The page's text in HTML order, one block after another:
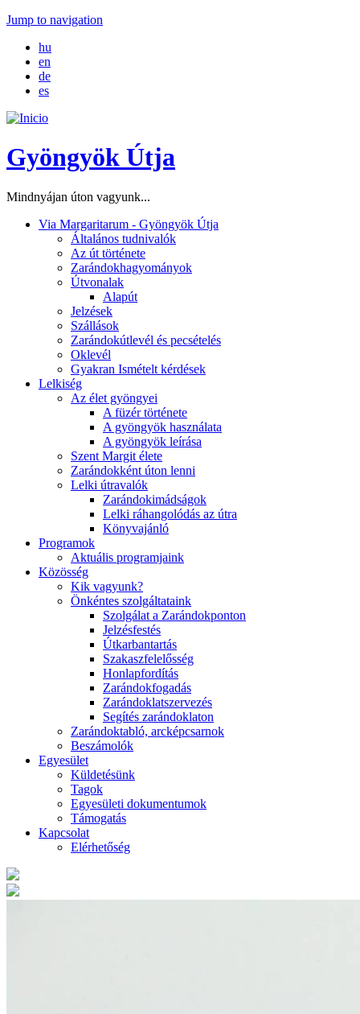
Jump to navigation
hu
en
de
es
Gyöngyök Útja
Mindnyájan úton vagyunk...
Via Margaritarum - Gyöngyök Útja
Általános tudnivalók
Az út története
Zarándokhagyományok
Útvonalak
Alapút
Jelzések
Szállások
Zarándokútlevél és pecsételés
Oklevél
Gyakran Ismételt kérdések
Lelkiség
Az élet gyöngyei
A füzér története
A gyöngyök használata
A gyöngyök leírása
Szent Margit élete
Zarándokként úton lenni
Lelki útravalók
Zarándokimádságok
Lelki ráhangolódás az útra
Könyvajánló
Programok
Aktuális programjaink
Közösség
Kik vagyunk?
Önkéntes szolgáltataink
Szolgálat a Zarándokponton
Jelzésfestés
Útkarbantartás
Szakaszfelelősség
Honlapfordítás
Zarándokfogadás
Zarándoklatszervezés
Segítés zarándoklaton
Zarándoktabló, arcképcsarnok
Beszámolók
Egyesület
Küldetésünk
Tagok
Egyesületi dokumentumok
Támogatás
Kapcsolat
Elérhetőség